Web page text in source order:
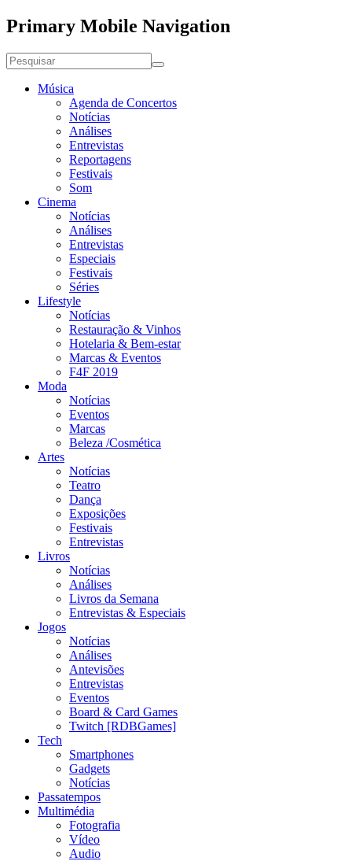
Primary Mobile Navigation
Música
Agenda de Concertos
Notícias
Análises
Entrevistas
Reportagens
Festivais
Som
Cinema
Notícias
Análises
Entrevistas
Especiais
Festivais
Séries
Lifestyle
Notícias
Restauração & Vinhos
Hotelaria & Bem-estar
Marcas & Eventos
F4F 2019
Moda
Notícias
Eventos
Marcas
Beleza /Cosmética
Artes
Notícias
Teatro
Dança
Exposições
Festivais
Entrevistas
Livros
Notícias
Análises
Livros da Semana
Entrevistas & Especiais
Jogos
Notícias
Análises
Antevisões
Entrevistas
Eventos
Board & Card Games
Twitch [RDBGames]
Tech
Smartphones
Gadgets
Notícias
Passatempos
Multimédia
Fotografia
Vídeo
Audio